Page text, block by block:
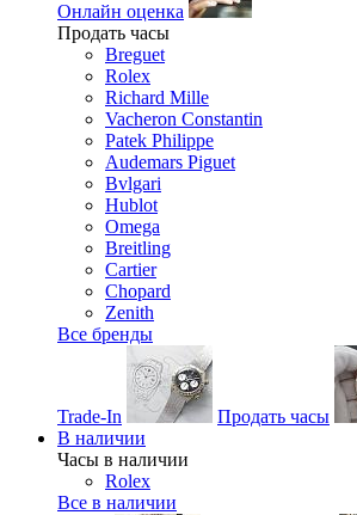
Онлайн оценка
Продать часы
Breguet
Rolex
Richard Mille
Vacheron Constantin
Patek Philippe
Audemars Piguet
Bvlgari
Hublot
Omega
Breitling
Cartier
Chopard
Zenith
Все бренды
Trade-In
Продать часы
В наличии
Часы в наличии
Rolex
Все в наличии